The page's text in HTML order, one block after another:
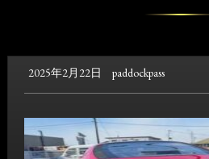
2025年2月22日 paddockpass